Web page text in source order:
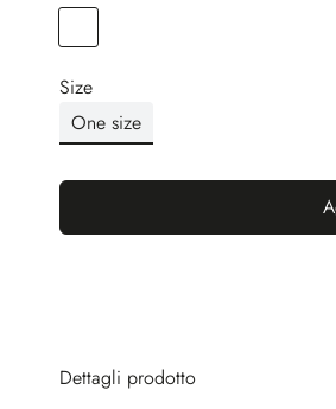
Size
One size
Dettagli prodotto